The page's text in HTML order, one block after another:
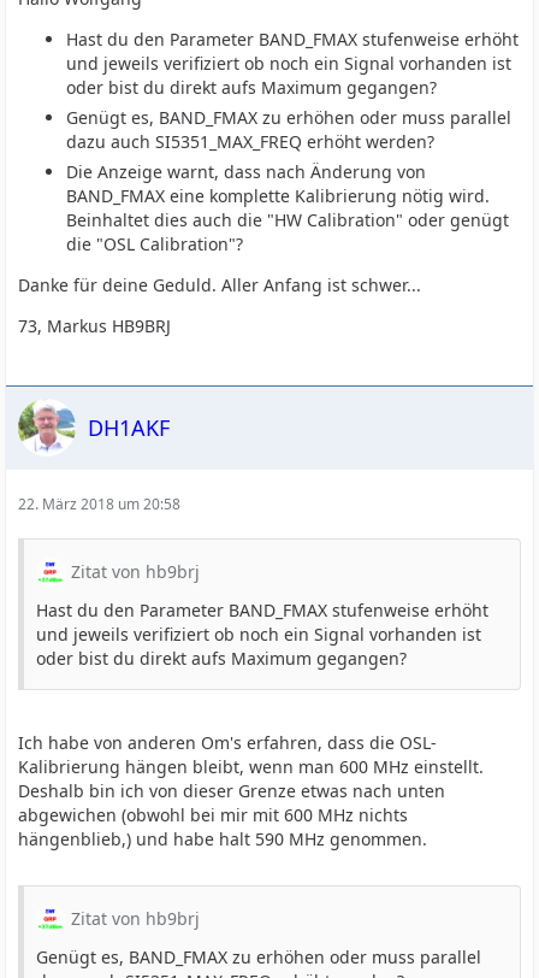
Hast du den Parameter BAND_FMAX stufenweise erhöht
und jeweils verifiziert ob noch ein Signal vorhanden ist
oder bist du direkt aufs Maximum gegangen?
Genügt es, BAND_FMAX zu erhöhen oder muss parallel
dazu auch SI5351_MAX_FREQ erhöht werden?
Die Anzeige warnt, dass nach Änderung von
BAND_FMAX eine komplette Kalibrierung nötig wird.
Beinhaltet dies auch die "HW Calibration" oder genügt
die "OSL Calibration"?
Danke für deine Geduld. Aller Anfang ist schwer...
73, Markus HB9BRJ
DH1AKF
22. März 2018 um 20:58
Zitat von hb9brj
Hast du den Parameter BAND_FMAX stufenweise erhöht
und jeweils verifiziert ob noch ein Signal vorhanden ist
oder bist du direkt aufs Maximum gegangen?
Ich habe von anderen Om's erfahren, dass die OSL-
Kalibrierung hängen bleibt, wenn man 600 MHz einstellt.
Deshalb bin ich von dieser Grenze etwas nach unten
abgewichen (obwohl bei mir mit 600 MHz nichts
hängenblieb,) und habe halt 590 MHz genommen.
Zitat von hb9brj
Genügt es, BAND_FMAX zu erhöhen oder muss parallel